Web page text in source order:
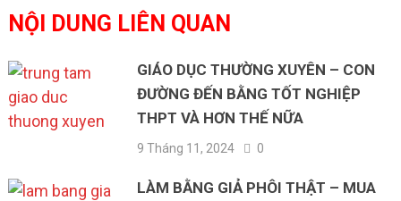
NỘI DUNG LIÊN QUAN
GIÁO DỤC THƯỜNG XUYÊN – CON
ĐƯỜNG ĐẾN BẰNG TỐT NGHIỆP
THPT VÀ HƠN THẾ NỮA
9 Tháng 11, 2024 0
LÀM BẰNG GIẢ PHÔI THẬT – MUA